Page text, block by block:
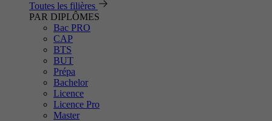
Toutes les filières
PAR DIPLÔMES
Bac PRO
CAP
BTS
BUT
Prépa
Bachelor
Licence
Licence Pro
Master